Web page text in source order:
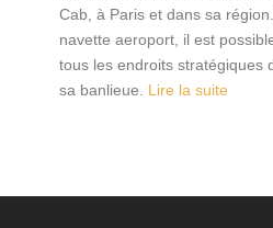
Cab, à Paris et dans sa
navette aeroport, il est
tous les endroits stratégiques
sa banlieue. Lire la suite